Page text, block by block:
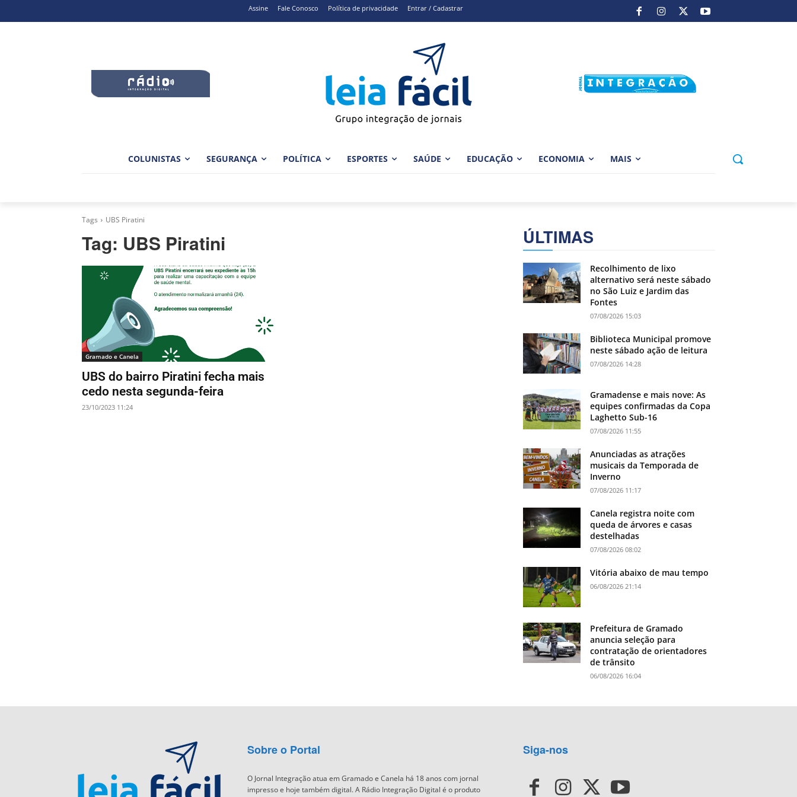
Assine Fale Conosco Política de privacidade Entrar / Cadastrar
COLUNISTAS SEGURANÇA POLÍTICA ESPORTES SAÚDE EDUCAÇÃO ECONOMIA MAIS
Tags UBS Piratini
Tag: UBS Piratini
Gramado e Canela
UBS do bairro Piratini fecha mais
cedo nesta segunda-feira
23/10/2023 11:24
ÚLTIMAS
Recolhimento de lixo
alternativo será neste sábado
no São Luiz e Jardim das
Fontes
07/08/2026 15:03
Biblioteca Municipal promove
neste sábado ação de leitura
07/08/2026 14:28
Gramadense e mais nove: As
equipes confirmadas da Copa
Laghetto Sub-16
07/08/2026 11:55
Anunciadas as atrações
musicais da Temporada de
Inverno
07/08/2026 11:17
Canela registra noite com
queda de árvores e casas
destelhadas
07/08/2026 08:02
Vitória abaixo de mau tempo
06/08/2026 21:14
Prefeitura de Gramado
anuncia seleção para
contratação de orientadores
de trânsito
06/08/2026 16:04
Sobre o Portal
O Jornal Integração atua em Gramado e Canela há 18 anos com jornal
impresso e hoje também digital. A Rádio Integração Digital é o produto
Siga-nos